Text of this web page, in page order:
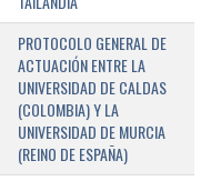
PROTOCOLO GENERAL DE
ACTUACIÓN ENTRE LA
UNIVERSIDAD DE CALDAS
(COLOMBIA) Y LA
UNIVERSIDAD DE MURCIA
(REINO DE ESPAÑA)